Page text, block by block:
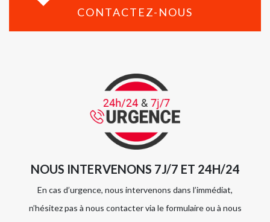
CONTACTEZ-NOUS
NOUS INTERVENONS 7J/7 ET 24H/24
En cas d’urgence, nous intervenons dans l’immédiat,
n’hésitez pas à nous contacter via le formulaire ou à nous